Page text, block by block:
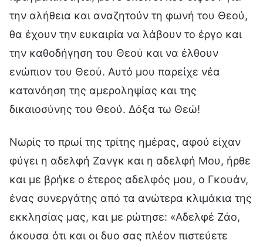
την αλήθεια και αναζητούν τη φωνή του Θεού,
θα έχουν την ευκαιρία να λάβουν το έργο και
την καθοδήγηση του Θεού και να έλθουν
ενώπιον του Θεού. Αυτό μου παρείχε νέα
κατανόηση της αμεροληψίας και της
δικαιοσύνης του Θεού. Δόξα τω Θεώ!
Νωρίς το πρωί της τρίτης ημέρας, αφού είχαν
φύγει η αδελφή Ζανγκ και η αδελφή Μου, ήρθε
και με βρήκε ο έτερος αδελφός μου, ο Γκουάν,
ένας συνεργάτης από τα ανώτερα κλιμάκια της
εκκλησίας μας, και με ρώτησε: «Αδελφέ Ζάο,
άκουσα ότι και οι δυο σας πλέον πιστεύετε